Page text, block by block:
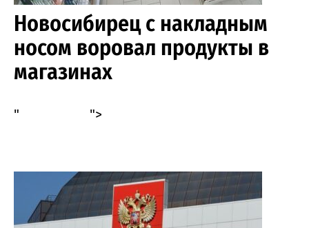
Новосибирец с накладным
носом воровал продукты в
магазинах
" ">